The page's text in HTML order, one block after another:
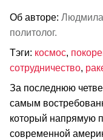
Об авторе: Людмила
политолог.
Тэги: космос,
сотрудничество,
За последнюю
самым
который напрямую
современной